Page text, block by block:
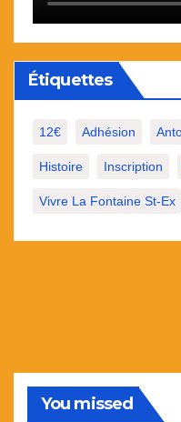
Étiquettes
12€ Adhésion
Histoire Inscription
Vivre La Fontaine St-Ex
You missed